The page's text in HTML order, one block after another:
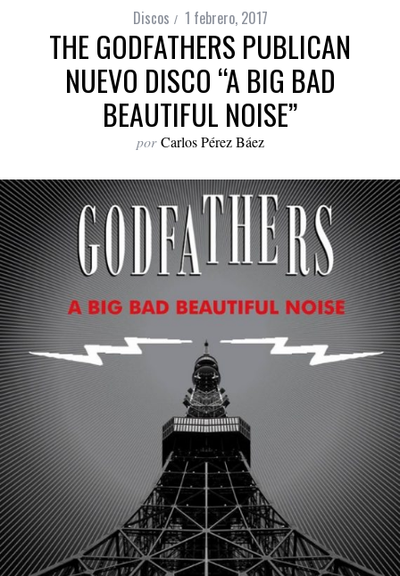
Discos 1 febrero, 2017
THE GODFATHERS PUBLICAN
NUEVO DISCO “A BIG BAD
BEAUTIFUL NOISE”
por Carlos Pérez Báez